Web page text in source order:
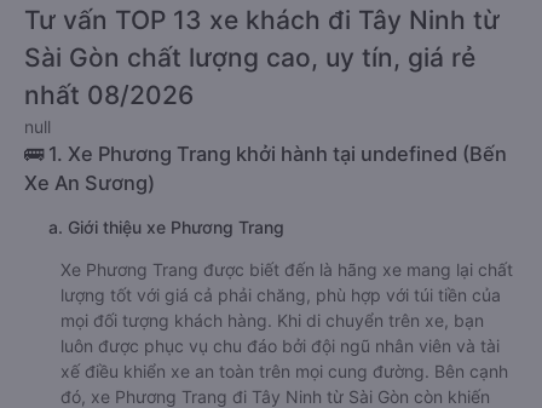
Tư vấn TOP 13 xe khách đi Tây Ninh từ
Sài Gòn chất lượng cao, uy tín, giá rẻ
nhất 08/2026
null
🚌 1. Xe Phương Trang khởi hành tại undefined (Bến
Xe An Sương)
a. Giới thiệu xe Phương Trang
Xe Phương Trang được biết đến là hãng xe mang lại chất
lượng tốt với giá cả phải chăng, phù hợp với túi tiền của
mọi đối tượng khách hàng. Khi di chuyển trên xe, bạn
luôn được phục vụ chu đáo bởi đội ngũ nhân viên và tài
xế điều khiển xe an toàn trên mọi cung đường. Bên cạnh
đó, xe Phương Trang đi Tây Ninh từ Sài Gòn còn khiến